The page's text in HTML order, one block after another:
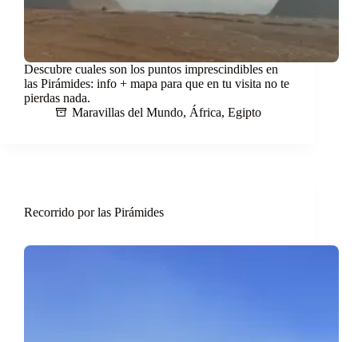
Descubre cuales son los puntos imprescindibles en
las Pirámides: info + mapa para que en tu visita no te
pierdas nada.
Maravillas del Mundo, África, Egipto
Recorrido por las Pirámides